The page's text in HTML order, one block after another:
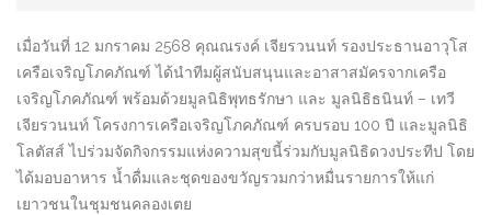
เมื่อวันที่ 12 มกราคม 2568 คุณณรงค์ เจียรวนนท์ รองประธานอาวุโส
เครือเจริญโภคภัณฑ์ ได้นำทีมผู้สนับสนุนและอาสาสมัครจากเครือ
เจริญโภคภัณฑ์ พร้อมด้วยมูลนิธิพุทธรักษา และ มูลนิธิธนินท์ – เทวี
เจียรวนนท์ โครงการเครือเจริญโภคภัณฑ์ ครบรอบ 100 ปี และมูลนิธิ
โลตัสส์ ไปร่วมจัดกิจกรรมแห่งความสุขนี้ร่วมกับมูลนิธิดวงประทีป โดย
ได้มอบอาหาร น้ำดื่มและชุดของขวัญรวมกว่าหมื่นรายการให้แก่
เยาวชนในชุมชนคลองเตย